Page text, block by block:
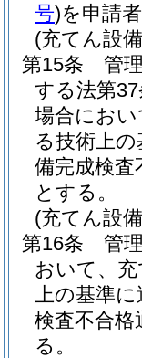
号)を申請
(充てん設
第15条
管
する法第
場合にお
る技術上
備完成検査
とする。
(充てん設
第16条
管
おいて、
上の基準
検査不合格
る。